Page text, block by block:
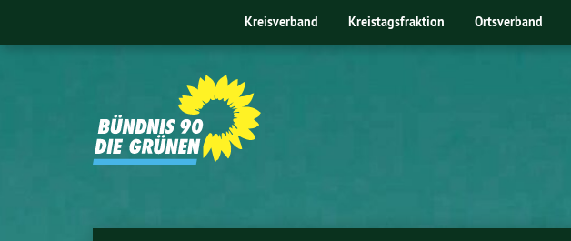
Kreisverband Kreistagsfraktion Ortsverband